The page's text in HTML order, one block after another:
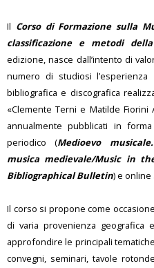
Events
Il Corso di Formazione sulla
classificazione e metodi
edizione, nasce dall’intento di
numero di studiosi
bibliografica e discografica
«Clemente Terni e Matilde Fiorini
annualmente pubblicati in
periodico (Medioevo
musica medievale/Music in
Bibliographical Bulletin) e
Il corso si propone come
di varia provenienza geografica
approfondire le principali
convegni, seminari, tavole